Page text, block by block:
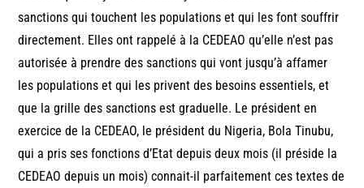
sanctions qui touchent les populations et qui les font souffrir
directement. Elles ont rappelé à la CEDEAO qu’elle n’est pas
autorisée à prendre des sanctions qui vont jusqu’à affamer
les populations et qui les privent des besoins essentiels, et
que la grille des sanctions est graduelle. Le président en
exercice de la CEDEAO, le président du Nigeria, Bola Tinubu,
qui a pris ses fonctions d’Etat depuis deux mois (il préside la
CEDEAO depuis un mois) connait-il parfaitement ces textes de